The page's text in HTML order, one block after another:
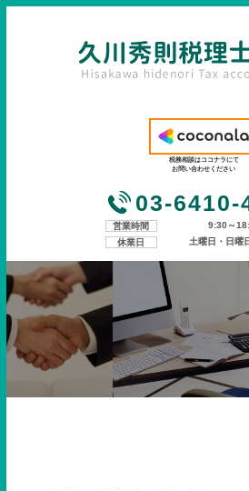
税務相談はココナラにて
お問い合わせください
03-6410-
営業時間
9:30～
休業日
土曜日・日曜